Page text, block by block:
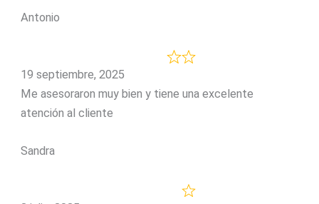
Antonio
19 septiembre, 2025
Me asesoraron muy bien y tiene una excelente
atención al cliente
Sandra